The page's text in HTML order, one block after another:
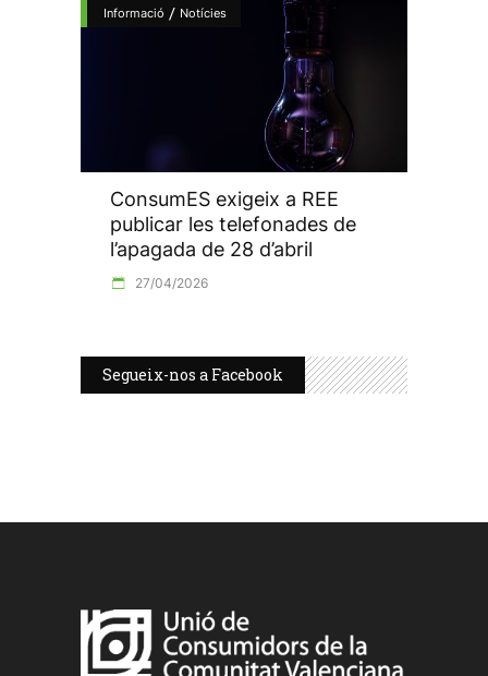
Informació / Notícies
ConsumES exigeix a REE
publicar les telefonades de
l’apagada de 28 d’abril
27/04/2026
Segueix-nos a Facebook